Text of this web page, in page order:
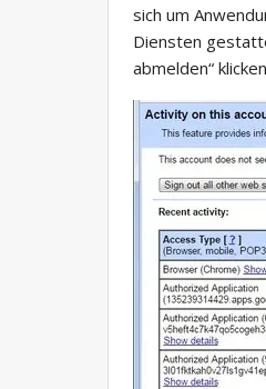
sich um
Diensten
abmelden“